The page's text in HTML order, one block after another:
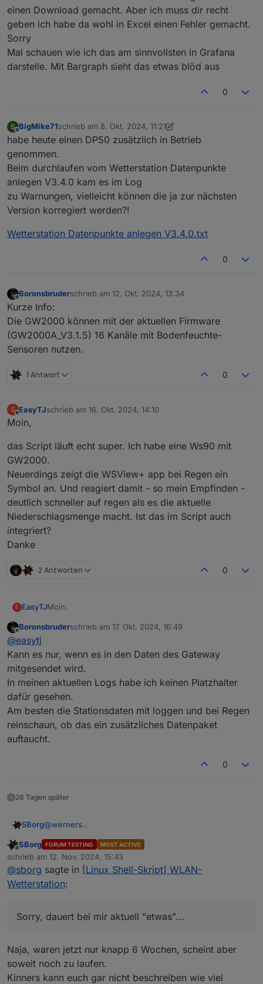
Darauf würde das Skript reagieren und alle 16 Sekunden
ein Datenpaket an den ioB absetzen.
Falls schneller: wie stellst du es fest? Per logging
einen Download gemacht. Aber ich muss dir recht
geben ich habe da wohl in Excel einen Fehler gemacht.
Sorry
Mal schauen wie ich das am sinnvollsten in Grafana
darstelle. Mit Bargraph sieht das etwas blöd aus
0
B
Offline
BigMike71schrieb am 8. Okt. 2024, 11:21
zuletzt editiert von BigMike7110. Aug. 2024, 13:21
habe heute einen DP50 zusätzlich in Betrieb
genommen.
Beim durchlaufen vom Wetterstation Datenpunkte
anlegen V3.4.0 kam es im Log
zu Warnungen, vielleicht können die ja zur nächsten
Version korregiert werden?!
Wetterstation Datenpunkte anlegen V3.4.0.txt
0
Offline
Boronsbruderschrieb am 12. Okt. 2024, 13:34
zuletzt editiert von
Kurze Info:
Die GW2000 können mit der aktuellen Firmware
(GW2000A_V3.1.5) 16 Kanäle mit Bodenfeuchte-
Sensoren nutzen.
1 Antwort 0
E
Offline
EasyTJschrieb am 16. Okt. 2024, 14:10
zuletzt editiert von
Moin,
das Script läuft echt super. Ich habe eine Ws90 mit
GW2000.
Neuerdings zeigt die WSView+ app bei Regen ein
Symbol an. Und reagiert damit - so mein Empfinden -
deutlich schneller auf regen als es die aktuelle
Niederschlagsmenge macht. Ist das im Script auch
integriert?
Danke
2 Antworten 0
E EasyTJMoin,
das Script läuft echt super. Ich habe eine Ws90 mit
Neuerdings zeigt die WSView+ app bei Regen ein
Symbol an. Und reagiert damit - so mein Empfinden -
deutlich schneller auf regen als es die aktuelle
Niederschlagsmenge macht. Ist das im Script auch
integriert?
Danke
Offline
Boronsbruderschrieb am 17. Okt. 2024, 16:49
zuletzt editiert von
@easytj
Kann es nur, wenn es in den Daten des Gateway
mitgesendet wird.
In meinen aktuellen Logs habe ich keinen Platzhalter
dafür gesehen.
Am besten die Stationsdaten mit loggen und bei Regen
reinschaun, ob das ein zusätzliches Datenpaket
auftaucht.
0
26 Tagen später
SBorg@werners
Sieht soweit gut aus. Ich frage mal scheinheilig, mit
"kurz hintereinander" meinst du aber nicht ca. 16
Sekunden? Das wäre so aktuell korrekt, denn deine
Station sendet ca. alle 16 Sekunden ein Datenpakt.
Darauf würde das Skript reagieren und alle 16 Sekunden
Falls schneller: wie stellst du es fest? Per logging
Offline
SBorg FORUM TESTING MOST ACTIVE
schrieb am 12. Nov. 2024, 15:43
zuletzt editiert von
@sborg sagte in [Linux Shell-Skript] WLAN-
Wetterstation:
Sorry, dauert bei mir aktuell "etwas"...
Naja, waren jetzt nur knapp 6 Wochen, scheint aber
soweit noch zu laufen.
Kinners kann euch gar nicht beschreiben wie viel